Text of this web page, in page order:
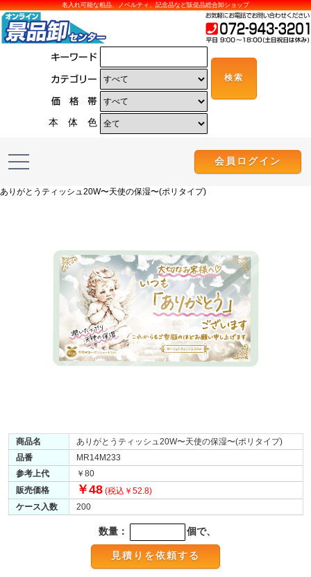
名入れ可能な粗品、ノベルティ、記念品など販促品総合卸ショップ
本 体 色
会員ログイン
ありがとうティッシュ20W〜天使の保湿〜(ポリタイプ)
商品名
ありがとうティッシュ20W〜天使の保湿〜(ポリタイプ)
品番
MR14M233
参考上代
￥80
販売価格
￥48 (税込￥52.8)
ケース入数
200
数量： 個で、